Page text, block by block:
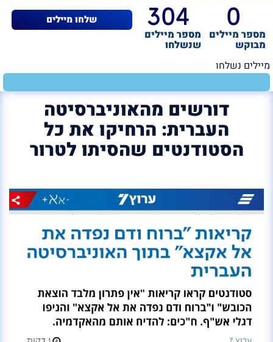
מספר מיילים
מבוקש
0
מספר מיילים
שנשלחו
304 שלחו מיילים
מיילים נשלחו
דורשים מהאוניברסיטה
העברית: הרחיקו את כל
הסטודנטים שהסיתו לטרור